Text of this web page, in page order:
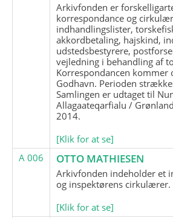
Arkivfonden er
korrespondance og
indhandlingslister,
akkordbetaling, hajskind,
udstedsbestyrere,
vejledning i behandling af
Korrespondancen kommer
Godhavn. Perioden
Samlingen er udtaget til
Allagaateqarfialu /
2014.
[Klik for at se]
A 006
OTTO MATHIESEN
Arkivfonden indeholder et
og inspektørens cirkulærer.
[Klik for at se]